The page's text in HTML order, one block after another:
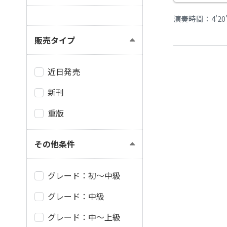
演奏時間：
販売タイプ
近日発売
新刊
重版
その他条件
グレード：初～中級
グレード：中級
グレード：中～上級